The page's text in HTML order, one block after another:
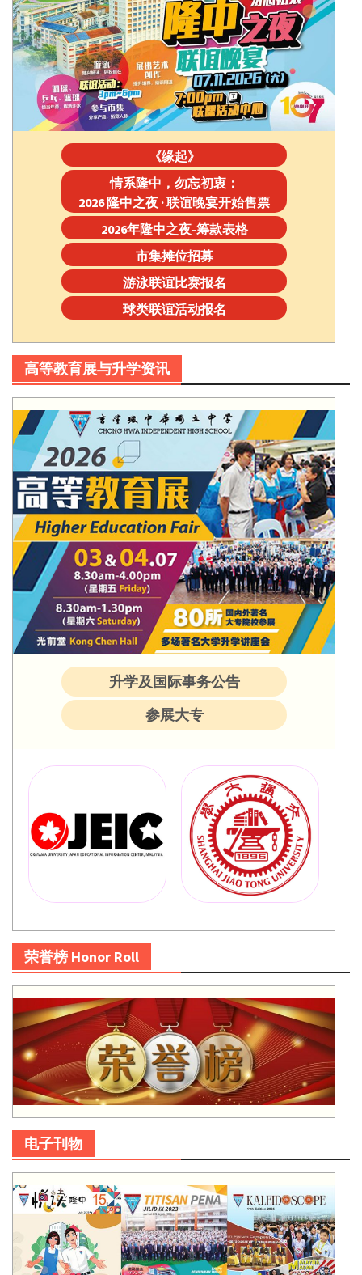
《缘起》
情系隆中，勿忘初衷：
2026 隆中之夜 · 联谊晚宴开始售票
2026年隆中之夜-筹款表格
市集摊位招募
游泳联谊比赛报名
球类联谊活动报名
高等教育展与升学资讯
升学及国际事务公告
参展大专
荣誉榜 Honor Roll
电子刊物